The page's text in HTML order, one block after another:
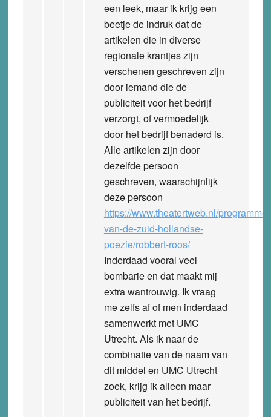
een leek, maar ik krijg een
beetje de indruk dat de
artikelen die in diverse
regionale krantjes zijn
verschenen geschreven zijn
door iemand die de
publiciteit voor het bedrijf
verzorgt, of vermoedelijk
door het bedrijf benaderd is.
Alle artikelen zijn door
dezelfde persoon
geschreven, waarschijnlijk
deze persoon
https://www.theatertweb.nl/
van-de-zuid-hollandse-
poezie/robbert-roos/
Inderdaad vooral veel
bombarie en dat maakt mij
extra wantrouwig. Ik vraag
me zelfs af of men inderdaad
samenwerkt met UMC
Utrecht. Als ik naar de
combinatie van de naam van
dit middel en UMC Utrecht
zoek, krijg ik alleen maar
publiciteit van het bedrijf.